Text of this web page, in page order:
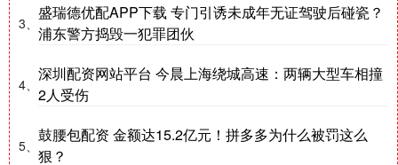
3、
盛瑞德优配APP下载 专门引诱未成年无证驾驶后碰瓷？
浦东警方捣毁一犯罪团伙
4、
深圳配资网站平台 今晨上海绕城高速：两辆大型车相撞
2人受伤
5、
鼓腰包配资 金额达15.2亿元！拼多多为什么被罚这么
狠？